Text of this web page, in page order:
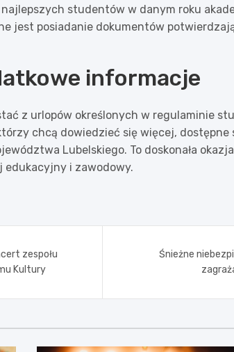
studentów w danym roku
jest posiadanie dokumentów
informacje
z urlopów określonych w regulaminie
chcą dowiedzieć się więcej, dostępne
Lubelskiego. To doskonała
edukacyjny i zawodowy.
zespołu
Kultury
Śnieżne